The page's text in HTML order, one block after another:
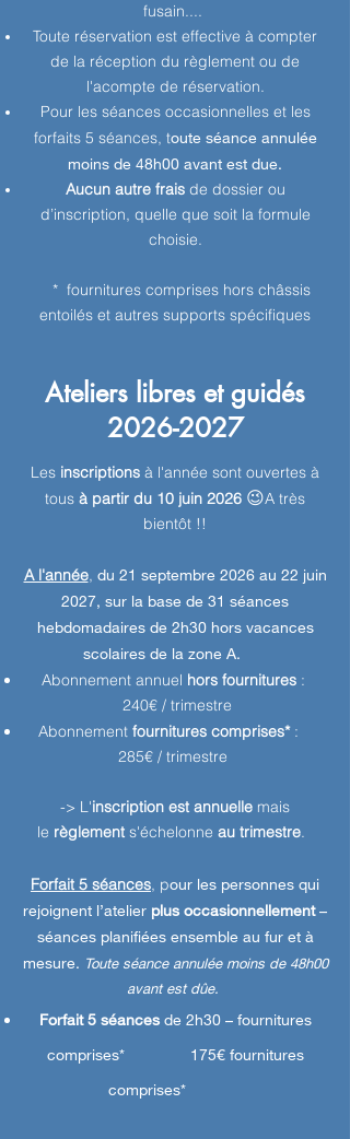
fusain....
Toute réservation est effective à compter
de la réception du règlement ou de
l'acompte de réservation.
Pour les séances occasionnelles et les
forfaits 5 séances, toute séance annulée
moins de 48h00 avant est due.
Aucun autre fraisde dossier ou
d’inscription, quelle que soit la formule
choisie.
​ * fournitures comprises hors châssis
entoilés et autres supports spécifiques
Ateliers libres et guidés
2026-2027
Les inscriptions à l'année sont ouvertes à
tous à partir du 10 juin 2026 😉A très
bientôt !!
A l'année, du 21 septembre 2026 au 22 juin
2027, sur la base de 31 séances
hebdomadaires de 2h30 hors vacances
scolaires de la zone A.
Abonnement annuel hors fournitures :
240€ / trimestre
Abonnement fournitures comprises*:
285€ / trimestre
-> L'inscription est annuelle mais
le règlement s'échelonne au trimestre.
Forfait 5 séances, pour les personnes qui
rejoignent l’atelier plus occasionnellement–
séances planifiées ensemble au fur et à
mesure. Toute séance annulée moins de 48h00
avant est dûe. ​
Forfait 5 séances de 2h30 – fournitures
comprises* 175€ fournitures
comprises*